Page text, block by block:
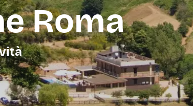
Regala una Gift Card Laurea
Roma